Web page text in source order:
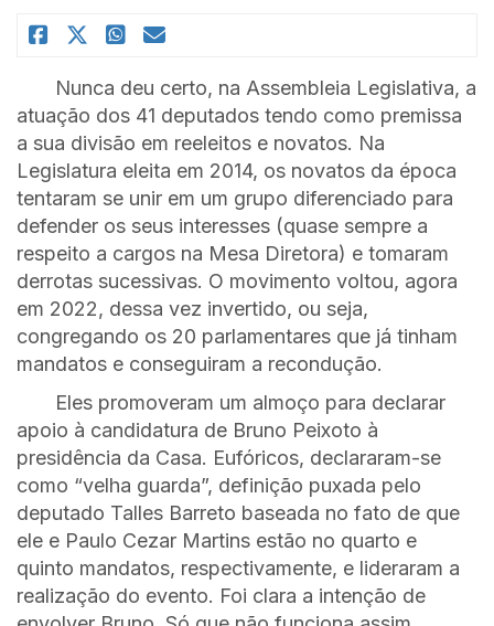
Nunca deu certo, na Assembleia Legislativa, a
atuação dos 41 deputados tendo como premissa
a sua divisão em reeleitos e novatos. Na
Legislatura eleita em 2014, os novatos da época
tentaram se unir em um grupo diferenciado para
defender os seus interesses (quase sempre a
respeito a cargos na Mesa Diretora) e tomaram
derrotas sucessivas. O movimento voltou, agora
em 2022, dessa vez invertido, ou seja,
congregando os 20 parlamentares que já tinham
mandatos e conseguiram a recondução.
Eles promoveram um almoço para declarar
apoio à candidatura de Bruno Peixoto à
presidência da Casa. Eufóricos, declararam-se
como “velha guarda”, definição puxada pelo
deputado Talles Barreto baseada no fato de que
ele e Paulo Cezar Martins estão no quarto e
quinto mandatos, respectivamente, e lideraram a
realização do evento. Foi clara a intenção de